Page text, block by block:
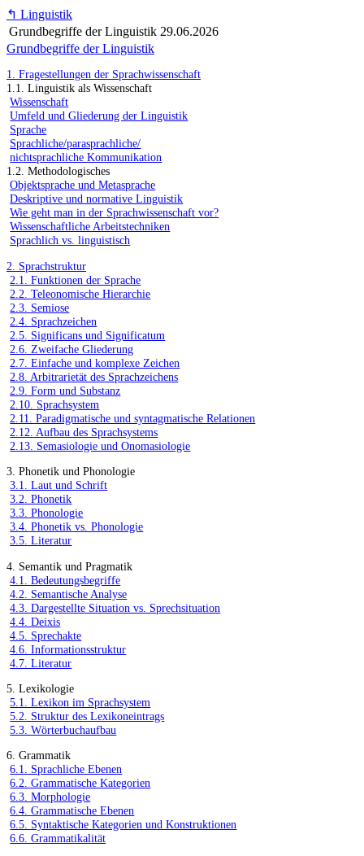
↰ Linguistik
Grundbegriffe der Linguistik 29.06.2026
Grundbegriffe der Linguistik
1. Fragestellungen der Sprachwissenschaft
1.1. Linguistik als Wissenschaft
Wissenschaft
Umfeld und Gliederung der Linguistik
Sprache
Sprachliche/parasprachliche/
nichtsprachliche Kommunikation
1.2. Methodologisches
Objektsprache und Metasprache
Deskriptive und normative Linguistik
Wie geht man in der Sprachwissenschaft vor?
Wissenschaftliche Arbeitstechniken
Sprachlich vs. linguistisch
2. Sprachstruktur
2.1. Funktionen der Sprache
2.2. Teleonomische Hierarchie
2.3. Semiose
2.4. Sprachzeichen
2.5. Significans und Significatum
2.6. Zweifache Gliederung
2.7. Einfache und komplexe Zeichen
2.8. Arbitrarietät des Sprachzeichens
2.9. Form und Substanz
2.10. Sprachsystem
2.11. Paradigmatische und syntagmatische Relationen
2.12. Aufbau des Sprachsystems
2.13. Semasiologie und Onomasiologie
3. Phonetik und Phonologie
3.1. Laut und Schrift
3.2. Phonetik
3.3. Phonologie
3.4. Phonetik vs. Phonologie
3.5. Literatur
4. Semantik und Pragmatik
4.1. Bedeutungsbegriffe
4.2. Semantische Analyse
4.3. Dargestellte Situation vs. Sprechsituation
4.4. Deixis
4.5. Sprechakte
4.6. Informationsstruktur
4.7. Literatur
5. Lexikologie
5.1. Lexikon im Sprachsystem
5.2. Struktur des Lexikoneintrags
5.3. Wörterbuchaufbau
6. Grammatik
6.1. Sprachliche Ebenen
6.2. Grammatische Kategorien
6.3. Morphologie
6.4. Grammatische Ebenen
6.5. Syntaktische Kategorien und Konstruktionen
6.6. Grammatikalität